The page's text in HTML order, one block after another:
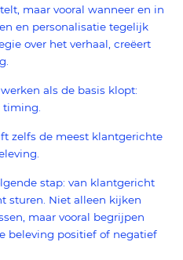
maar vooral wanneer en in
en personalisatie tegelijk
over het verhaal, creëert
als de basis klopt:
timing.
zelfs de meest klantgerichte
stap: van klantgericht
sturen. Niet alleen kijken
maar vooral begrijpen
beleving positief of negatief